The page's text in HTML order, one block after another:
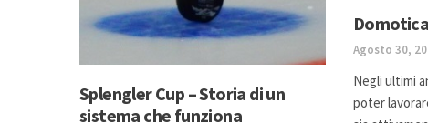
Agosto 30,
Negli ultimi
poter
Splengler Cup – Storia di un
sistema che funziona